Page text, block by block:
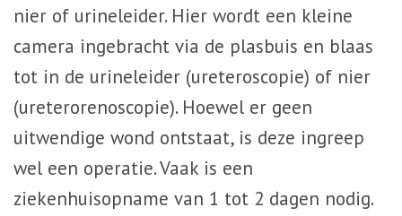
nier of urineleider. Hier wordt een kleine
camera ingebracht via de plasbuis en blaas
tot in de urineleider (ureteroscopie) of nier
(ureterorenoscopie). Hoewel er geen
uitwendige wond ontstaat, is deze ingreep
wel een operatie. Vaak is een
ziekenhuisopname van 1 tot 2 dagen nodig.